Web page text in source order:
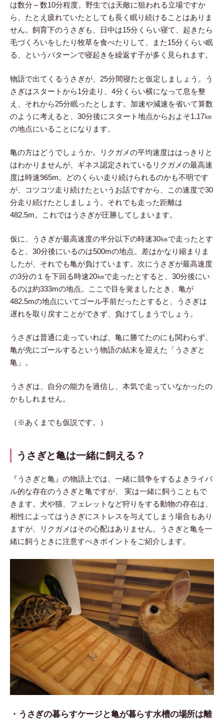
は数分～数10分程度。野生では天敵に狙われる立場ですか
ら、たとえ疲れていたとしても長く眠り続けることはありま
せん。飼育下のうさぎも、日中は15分くらい寝て、起きたら
毛づくろいをしたり牧草を食べたりして、また15分くらい眠
る、というパターンで寝起きを繰返す子が多く見られます。
物語で出てくるうさぎが、25分間寝たと仮定しましょう。う
さぎはスタートから1分走り、4分くらい横になって息を整
え、それから25分眠ったとします。加速や減速を省いて算数
のように考えると、30分後にスタート地点からおよそ1.17㎞
の地点にいることになります。
亀の方はどうでしょうか。リクガメの平均速度ははっきりと
はわかりませんが、ギネス認定されているリクガメの最高速
度は時速965m。どのくらい走り続けられるのかも不明です
が、コツコツ走り続けたというお話ですから、この速度で30
分走り続けたとしましょう。それでも走った距離は
482.5m。これではうさぎが圧勝してしまいます。
仮に、うさぎが最高速度の半分以下の時速30㎞で走ったとす
ると、30分後にいるのは500mの地点。差はかなり縮まりま
したが、それでも亀が負けています。次にうさぎが最高速度
の3分の１を下回る時速20㎞で走ったとすると、30分後にい
るのは約333mの地点。ここで目を覚ましたとき、亀が
482.5mの地点にいてゴール手前だったとすると、うさぎは
遅れを取り戻すことができず、負けてしまうでしょう。
うさぎは普通に走っていれば、亀に勝てたのにも関わらず、
亀が先にゴールするという物語の結末を迎えた「うさぎと
亀」。
うさぎは、自分の能力を過信し、本気で走っていなかったの
かもしれません。
（※あくまでも仮説です。）
うさぎと亀は一緒に飼える？
『うさぎと亀』の物語上では、一緒に競争をするよきライバ
ル的な存在のうさぎと亀ですが、 実は一緒に飼うこともで
きます。犬や猫、フェレットなど狩りをする動物の存在は、
相性によってはうさぎにストレスを与えてしまう場合もあり
ますが、リクガメはその心配はありません。うさぎと亀を一
緒に飼うときに注意すべきポイントをご紹介します。
・うさぎの暮らすケージと亀が暮らす水槽の場所は離